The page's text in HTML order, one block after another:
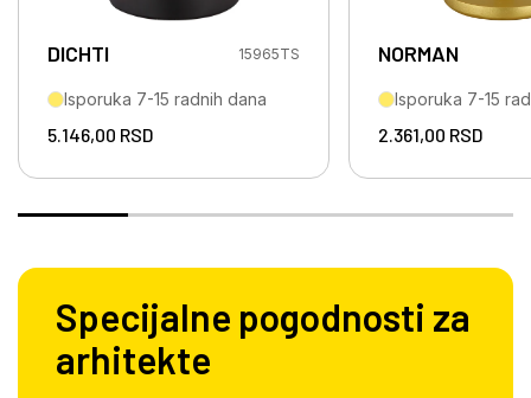
DICHTI 15965TS
Isporuka 7-15 radnih dana
5.146,00 RSD
NORMAN
Isporuka 7-15
2.361,00 RSD
Specijalne pogodnosti za
arhitekte